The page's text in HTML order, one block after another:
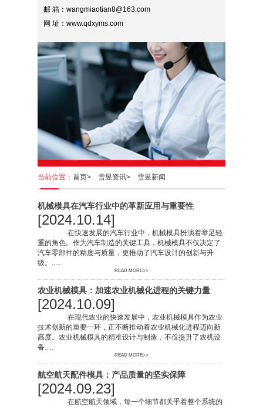
邮 箱：wangmiaotian8@163.com
网 址：www.qdxyms.com
当前位置： 首页> 雪昱资讯> 雪昱新闻
机械模具在汽车行业中的革新应用与重要性
[2024.10.14]
在快速发展的汽车行业中，机械模具扮演着举足轻
重的角色。作为汽车制造的关键工具，机械模具不仅决定了
汽车零部件的精度与质量，更推动了汽车设计的创新与升
级。.....
READ MORE>>
农业机械模具：加速农业机械化进程的关键力量
[2024.10.09]
在现代农业的快速发展中，农业机械模具作为农业
技术创新的重要一环，正不断推动着农业机械化进程迈向新
高度。农业机械模具的精准设计与制造，不仅提升了农机设
备.....
READ MORE>>
航空航天配件模具：产品质量的坚实保障
[2024.09.23]
在航空航天领域，每一个细节都关乎着整个系统的